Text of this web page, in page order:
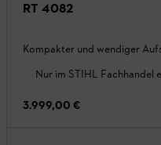
RT 4082
Kompakter und wendiger
Nur im STIHL Fachhandel
3.999,00 €